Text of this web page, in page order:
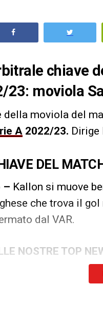
chiave
23: moviola
della moviola del
A 2022/23. Dirige
DEL
– Kallon si muove
che trova il
dal VAR.
NOSTRE TOP